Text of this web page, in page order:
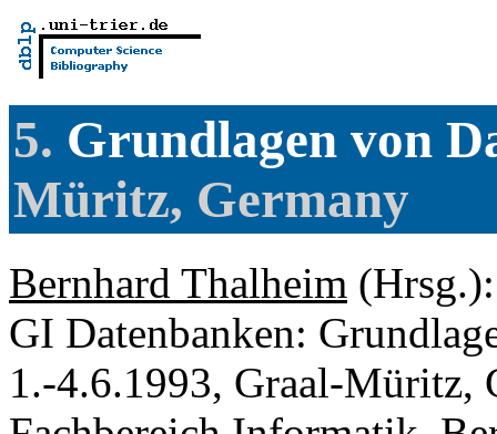
5. Grundlagen von
Müritz, Germany
Bernhard Thalheim
GI Datenbanken:
1.-4.6.1993, Graal-Müritz,